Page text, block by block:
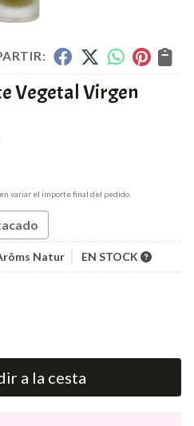
Vegetal Virgen
variar el importe final del pedido.
Natur EN STOCK
a la cesta